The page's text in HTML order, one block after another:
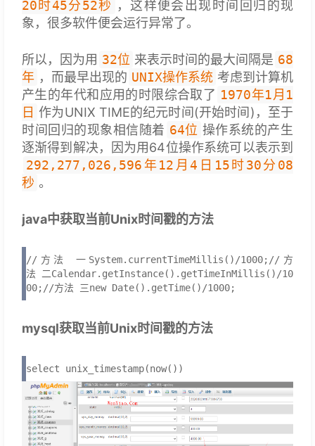
20时45分52秒 ，这样便会出现时间回归的现
象，很多软件便会运行异常了。
所以，因为用 32位 来表示时间的最大间隔是 68
年 ，而最早出现的 UNIX操作系统 考虑到计算机
产生的年代和应用的时限综合取了 1970年1月1
日 作为UNIX TIME的纪元时间(开始时间)，至于
时间回归的现象相信随着 64位 操作系统的产生
逐渐得到解决，因为用64位操作系统可以表示到
292,277,026,596年12月4日15时30分08
秒 。
java中获取当前Unix时间戳的方法
//方法 一System.currentTimeMillis()/1000;//方
法 二Calendar.getInstance().getTimeInMillis()/10
00;//方法 三new Date().getTime()/1000;
mysql获取当前Unix时间戳的方法
select unix_timestamp(now())